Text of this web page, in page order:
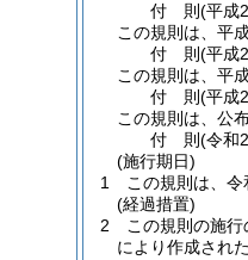
付 則(平成
この規則は、平
付 則(平成
この規則は、平
付 則(平成
この規則は、公
付 則(令和
(施行期日)
1
この規則は、令
(経過措置)
2
この規則の施
により作成され